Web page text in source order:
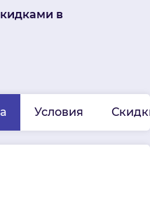
в
Условия